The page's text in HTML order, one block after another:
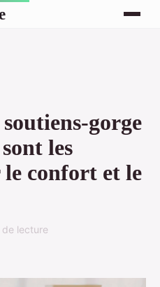
gorge
les
confort et le
lecture